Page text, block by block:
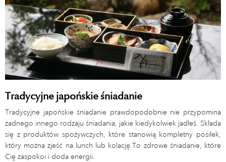
Tradycyjne japońskie śniadanie
Tradycyjne japońskie śniadanie prawdopodobnie nie przypomina
żadnego innego rodzaju śniadania, jakie kiedykolwiek jadłeś. Składa
się z produktów spożywczych, które stanowią kompletny posiłek,
który można zjeść na lunch lub kolację.To zdrowe śniadanie, które
Cię zaspokoi i doda energii.